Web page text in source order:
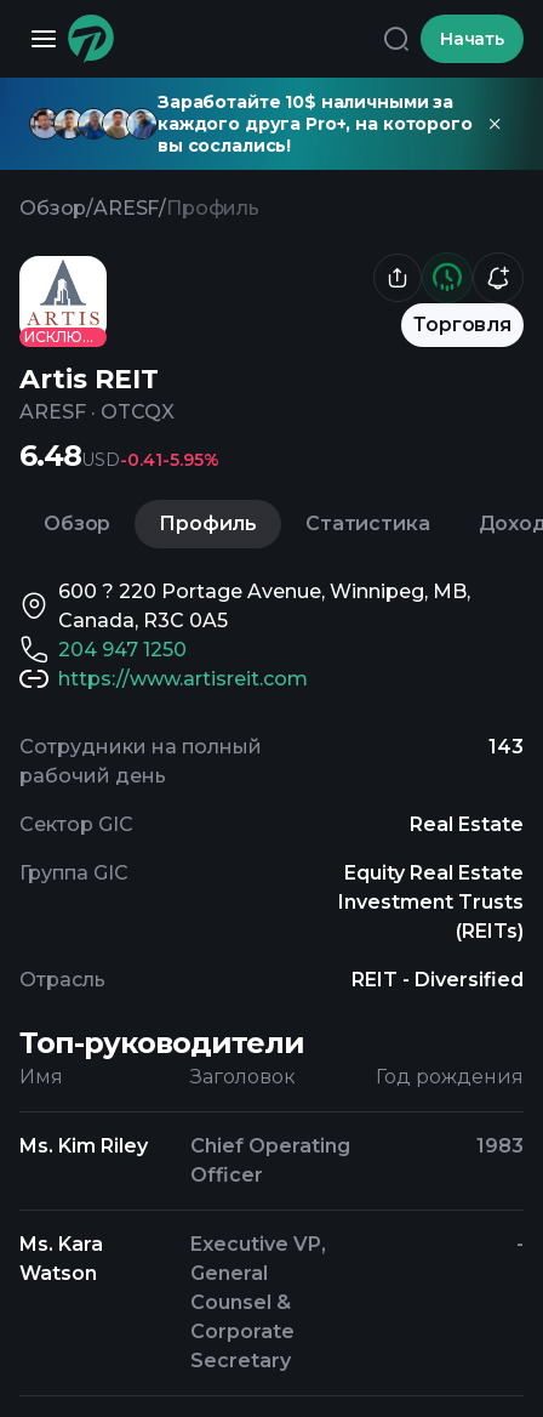
Начать
Заработайте 10$ наличными за
каждого друга Pro+, на которого
вы сослались!
Обзор/ARESF/Профиль
ИСКЛЮЧЕНО
Торговля
Artis REIT
ARESF · OTCQX
6.48USD-0.41-5.95%
Обзор Профиль Статистика
600 ? 220 Portage Avenue, Winnipeg, MB,
Canada, R3C 0A5
204 947 1250
https://www.artisreit.com
Сотрудники на полный
рабочий день
143
Сектор GIC Real Estate
Группа GIC
Equity Real Estate
Investment Trusts
(REITs)
Отрасль REIT - Diversified
Топ-руководители
Имя Заголовок Год рождения
Ms. Kim Riley
Chief Operating
Officer
1983
Ms. Kara
Watson
Executive VP,
General
Counsel &
Corporate
Secretary
-